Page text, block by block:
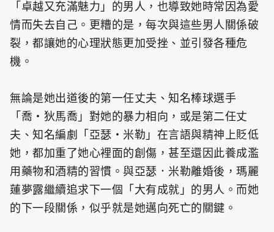
「卓越又充滿魅力」的男人，也導致她時常因為愛
情而失去自己。更糟的是，每次與這些男人關係破
裂，都讓她的心理狀態更加受挫、並引發各種危
機。
無論是她出道後的第一任丈夫、知名棒球選手
「喬・狄馬喬」對她的暴力相向，或是第二任丈
夫、知名編劇「亞瑟・米勒」在言語與精神上貶低
她，都加重了她心裡面的創傷，甚至還因此養成濫
用藥物和酒精的習慣。與亞瑟．米勒離婚後，瑪麗
蓮夢露繼續追求下一個「大有成就」的男人。而她
的下一段關係，似乎就是她邁向死亡的關鍵。